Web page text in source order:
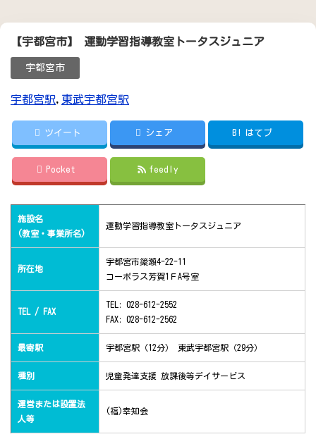
【宇都宮市】 運動学習指導教室トータスジュニア
宇都宮市
宇都宮駅, 東武宇都宮駅
ツイート シェア B! はてブ
Pocket feedly
施設名
(教室・事業所名)
運動学習指導教室トータスジュニア
所在地
宇都宮市簗瀬4-22-11
コーポラス芳賀1ＦA号室
TEL / FAX
TEL: 028-612-2552
FAX: 028-612-2562
最寄駅 宇都宮駅（12分） 東武宇都宮駅（29分）
種別 児童発達支援 放課後等デイサービス
運営または設置法
人等
(福)幸知会